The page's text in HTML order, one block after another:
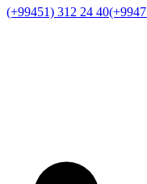
(+99451) 312 24 40